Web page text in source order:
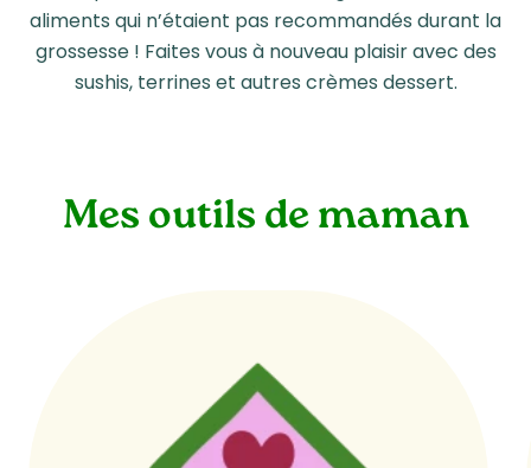
aliments qui n’étaient pas recommandés durant la
grossesse ! Faites vous à nouveau plaisir avec des
sushis, terrines et autres crèmes dessert.
Mes outils de maman